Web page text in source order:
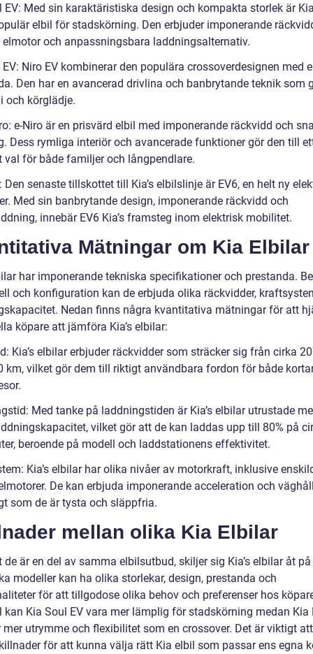
EV: Med sin karaktäristiska design och kompakta storlek är
elbil för stadskörning. Den erbjuder imponerande
och anpassningsbara laddningsalternativ.
Niro EV kombinerar den populära crossoverdesignen med
Den har en avancerad drivlina och banbrytande teknik som
och körglädje.
e-Niro är en prisvärd elbil med imponerande räckvidd och
Dess rymliga interiör och avancerade funktioner gör den till
val för både familjer och långpendlare.
Den senaste tillskottet till Kia’s elbilslinje är EV6, en helt ny
Med sin banbrytande design, imponerande räckvidd och
innebär EV6 Kia’s framsteg inom elektrisk mobilitet.
Mätningar om Kia Elbilar
har imponerande tekniska specifikationer och prestanda.
och konfiguration kan de erbjuda olika räckvidder,
Nedan finns några kvantitativa mätningar för att
köpare att jämföra Kia’s elbilar:
Kia’s elbilar erbjuder räckvidder som sträcker sig från cirka
km, vilket gör dem till riktigt användbara fordon för både
Med tanke på laddningstiden är Kia’s elbilar utrustade
vilket gör att de kan laddas upp till 80% på
beroende på modell och laddstationens effektivitet.
Kia’s elbilar har olika nivåer av motorkraft, inklusive
De kan erbjuda imponerande acceleration och
som de är tysta och släppfria.
mellan olika Kia Elbilar
de är en del av samma elbilsutbud, skiljer sig Kia’s elbilar åt
modeller kan ha olika storlekar, design, prestanda och
för att tillgodose olika behov och preferenser hos
kan Kia Soul EV vara mer lämplig för stadskörning medan Kia
mer utrymme och flexibilitet som en crossover. Det är viktigt
för att kunna välja rätt Kia elbil som passar ens egna